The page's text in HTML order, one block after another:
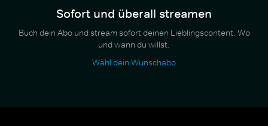
Sofort und überall streamen
Buch dein Abo und stream sofort deinen Lieblingscontent. Wo
und wann du willst.
Wähl dein Wunschabo